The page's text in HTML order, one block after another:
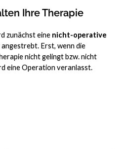
Ihre Therapie
zunächst eine nicht-operative
angestrebt. Erst, wenn die
nicht gelingt bzw. nicht
eine Operation veranlasst.